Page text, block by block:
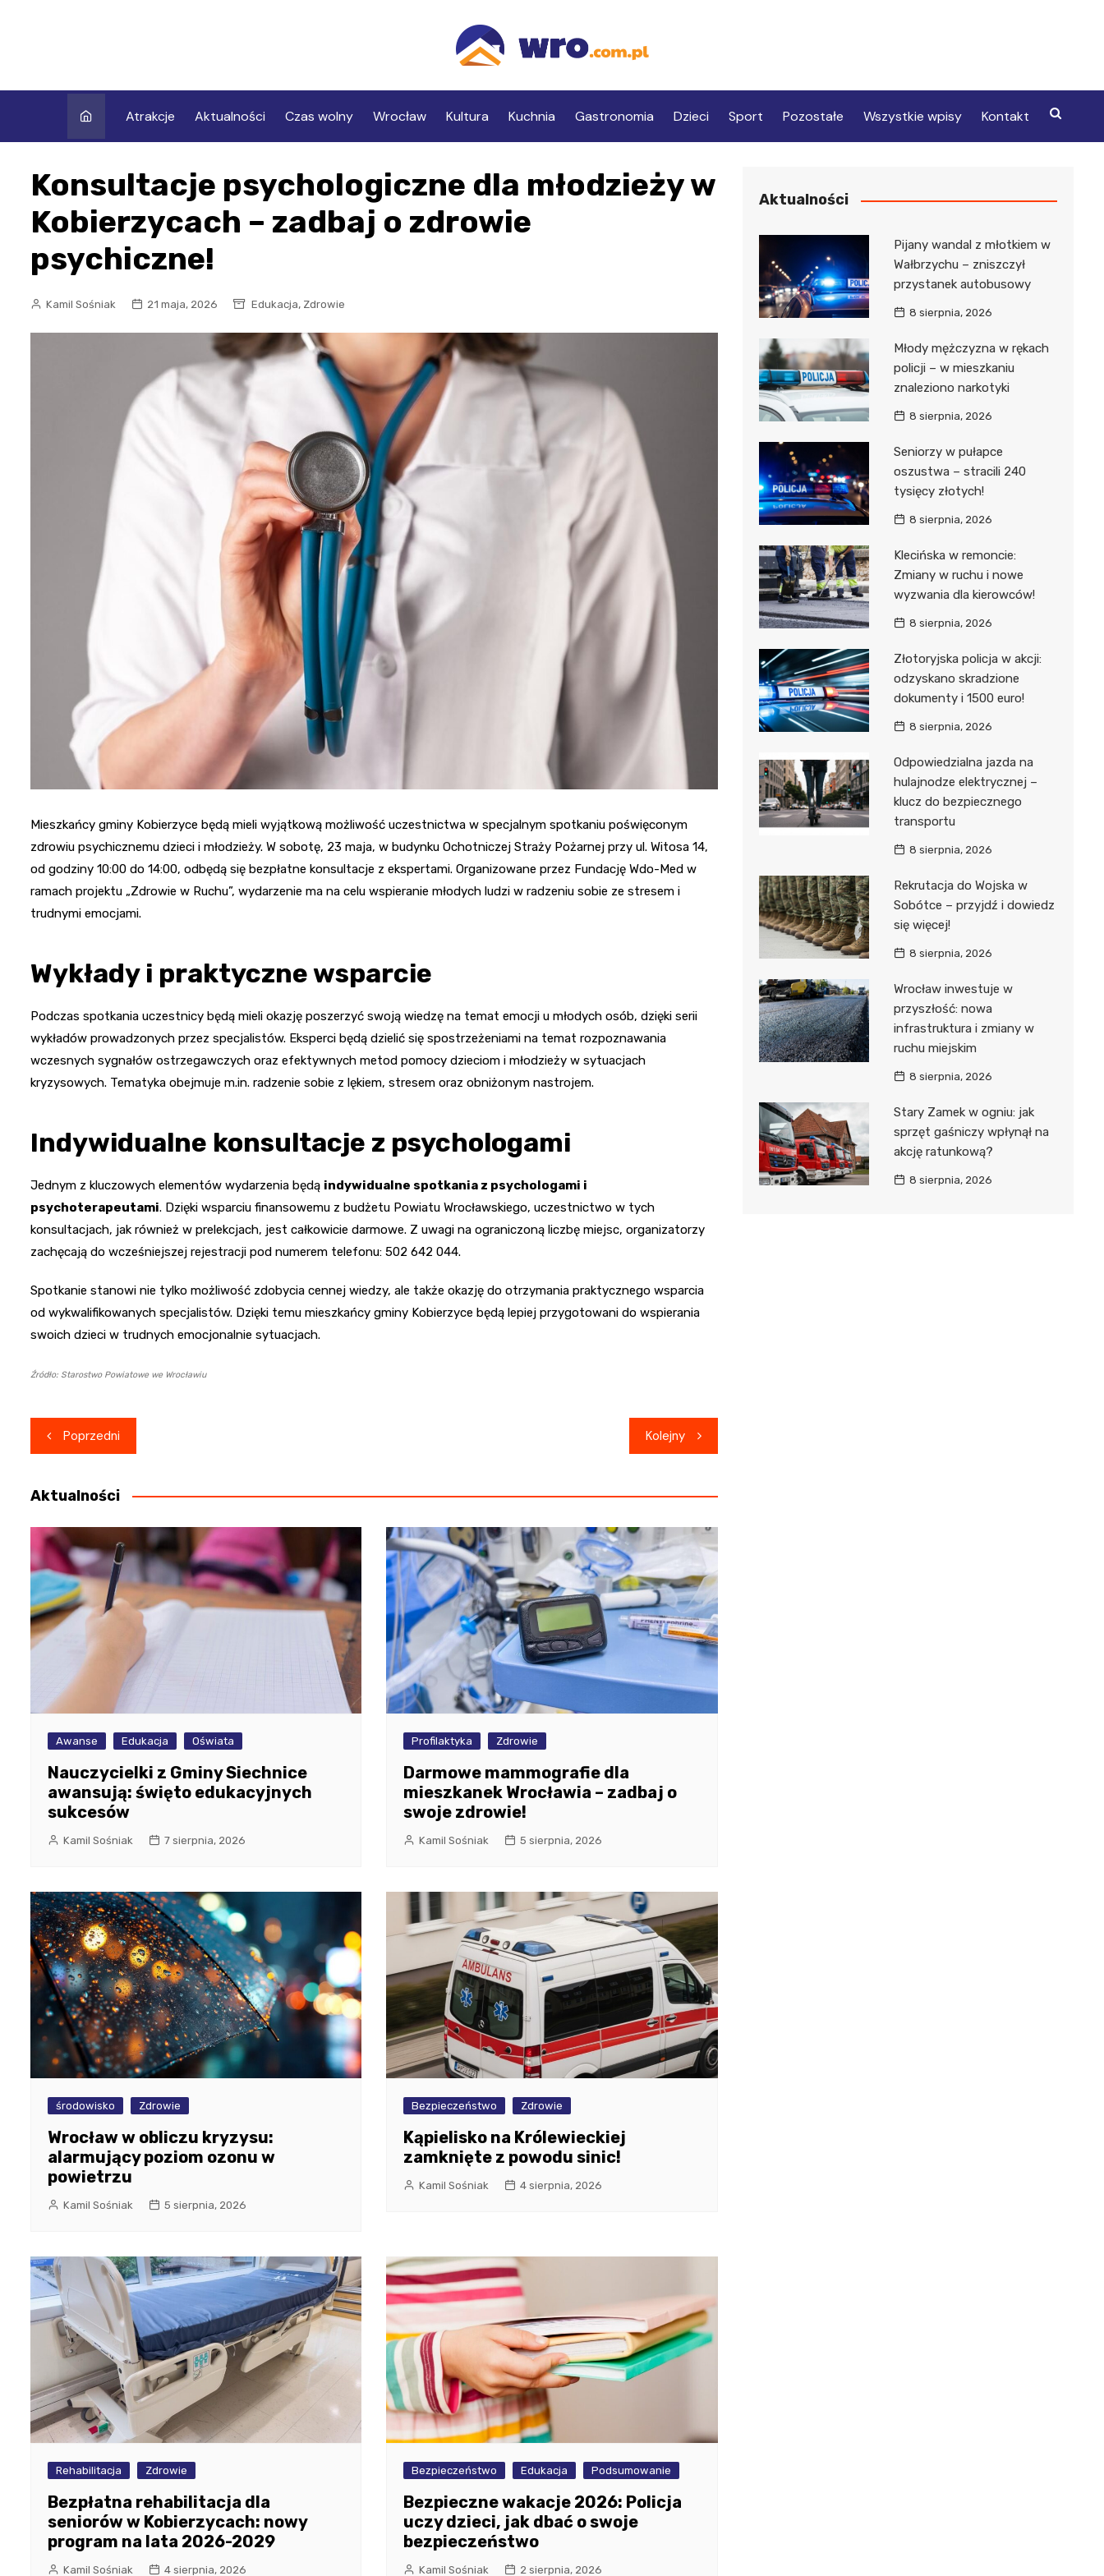
Atrakcje Aktualności Czas wolny Wrocław Kultura Kuchnia Gastronomia Dzieci Sport Pozostałe Wszystkie wpisy Kontakt
Konsultacje psychologiczne dla młodzieży w
Kobierzycach – zadbaj o zdrowie
psychiczne!
Kamil Sośniak 21 maja, 2026 Edukacja, Zdrowie
Mieszkańcy gminy Kobierzyce będą mieli wyjątkową możliwość uczestnictwa w specjalnym spotkaniu poświęconym
zdrowiu psychicznemu dzieci i młodzieży. W sobotę, 23 maja, w budynku Ochotniczej Straży Pożarnej przy ul. Witosa 14,
od godziny 10:00 do 14:00, odbędą się bezpłatne konsultacje z ekspertami. Organizowane przez Fundację Wdo-Med w
ramach projektu „Zdrowie w Ruchu”, wydarzenie ma na celu wspieranie młodych ludzi w radzeniu sobie ze stresem i
trudnymi emocjami.
Wykłady i praktyczne wsparcie
Podczas spotkania uczestnicy będą mieli okazję poszerzyć swoją wiedzę na temat emocji u młodych osób, dzięki serii
wykładów prowadzonych przez specjalistów. Eksperci będą dzielić się spostrzeżeniami na temat rozpoznawania
wczesnych sygnałów ostrzegawczych oraz efektywnych metod pomocy dzieciom i młodzieży w sytuacjach
kryzysowych. Tematyka obejmuje m.in. radzenie sobie z lękiem, stresem oraz obniżonym nastrojem.
Indywidualne konsultacje z psychologami
Jednym z kluczowych elementów wydarzenia będą indywidualne spotkania z psychologami i
psychoterapeutami. Dzięki wsparciu finansowemu z budżetu Powiatu Wrocławskiego, uczestnictwo w tych
konsultacjach, jak również w prelekcjach, jest całkowicie darmowe. Z uwagi na ograniczoną liczbę miejsc, organizatorzy
zachęcają do wcześniejszej rejestracji pod numerem telefonu: 502 642 044.
Spotkanie stanowi nie tylko możliwość zdobycia cennej wiedzy, ale także okazję do otrzymania praktycznego wsparcia
od wykwalifikowanych specjalistów. Dzięki temu mieszkańcy gminy Kobierzyce będą lepiej przygotowani do wspierania
swoich dzieci w trudnych emocjonalnie sytuacjach.
Źródło: Starostwo Powiatowe we Wrocławiu
Nawigacja
wpisu
Poprzedni Kolejny
Aktualności
Awanse Edukacja Oświata
Nauczycielki z Gminy Siechnice
awansują: święto edukacyjnych
sukcesów
Kamil Sośniak 7 sierpnia, 2026
Profilaktyka Zdrowie
Darmowe mammografie dla
mieszkanek Wrocławia – zadbaj o
swoje zdrowie!
Kamil Sośniak 5 sierpnia, 2026
środowisko Zdrowie
Wrocław w obliczu kryzysu:
alarmujący poziom ozonu w
powietrzu
Kamil Sośniak 5 sierpnia, 2026
Bezpieczeństwo Zdrowie
Kąpielisko na Królewieckiej
zamknięte z powodu sinic!
Kamil Sośniak 4 sierpnia, 2026
Rehabilitacja Zdrowie
Bezpłatna rehabilitacja dla
seniorów w Kobierzycach: nowy
program na lata 2026-2029
Kamil Sośniak 4 sierpnia, 2026
Bezpieczeństwo Edukacja Podsumowanie
Bezpieczne wakacje 2026: Policja
uczy dzieci, jak dbać o swoje
bezpieczeństwo
Kamil Sośniak 2 sierpnia, 2026
Aktualności
Pijany wandal z młotkiem w
Wałbrzychu – zniszczył
przystanek autobusowy
8 sierpnia, 2026
Młody mężczyzna w rękach
policji – w mieszkaniu
znaleziono narkotyki
8 sierpnia, 2026
Seniorzy w pułapce
oszustwa – stracili 240
tysięcy złotych!
8 sierpnia, 2026
Klecińska w remoncie:
Zmiany w ruchu i nowe
wyzwania dla kierowców!
8 sierpnia, 2026
Złotoryjska policja w akcji:
odzyskano skradzione
dokumenty i 1500 euro!
8 sierpnia, 2026
Odpowiedzialna jazda na
hulajnodze elektrycznej –
klucz do bezpiecznego
transportu
8 sierpnia, 2026
Rekrutacja do Wojska w
Sobótce – przyjdź i dowiedz
się więcej!
8 sierpnia, 2026
Wrocław inwestuje w
przyszłość: nowa
infrastruktura i zmiany w
ruchu miejskim
8 sierpnia, 2026
Stary Zamek w ogniu: jak
sprzęt gaśniczy wpłynął na
akcję ratunkową?
8 sierpnia, 2026